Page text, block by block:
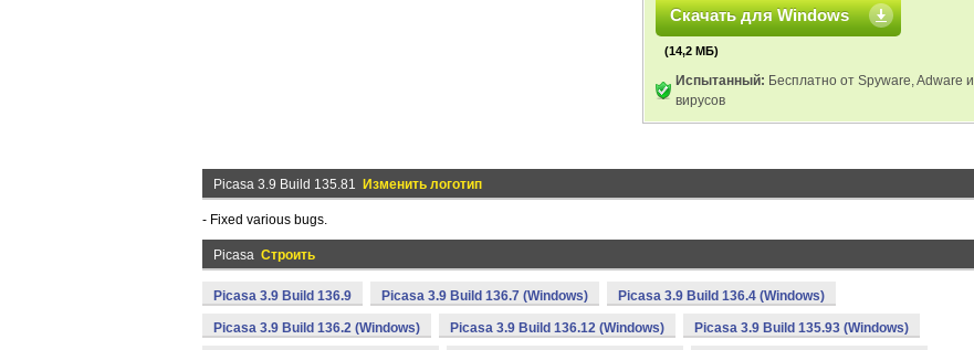
Скачать для Windows
(14,2 МБ)
Испытанный: Бесплатно от Spyware, Adware и
вирусов
Picasa 3.9 Build 135.81 Изменить логотип
- Fixed various bugs.
Picasa Строить
Picasa 3.9 Build 136.9 Picasa 3.9 Build 136.7 (Windows) Picasa 3.9 Build 136.4 (Windows)
Picasa 3.9 Build 136.2 (Windows) Picasa 3.9 Build 136.12 (Windows) Picasa 3.9 Build 135.93 (Windows)